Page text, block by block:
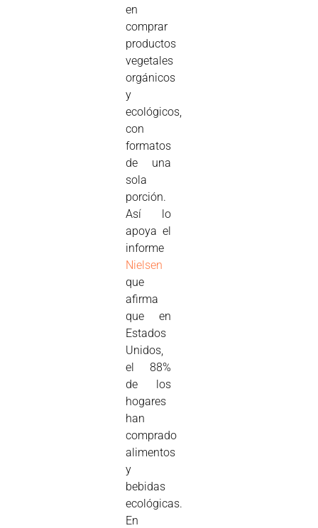
en
comprar
productos
vegetales
orgánicos
y
ecológicos,
con
formatos
de una
sola
porción.
Así lo
apoya el
informe
Nielsen
que
afirma
que en
Estados
Unidos,
el 88%
de los
hogares
han
comprado
alimentos
y
bebidas
ecológicas.
En